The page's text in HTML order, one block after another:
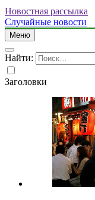
Новостная рассылка
Случайные новости
Меню
Найти:
Заголовки